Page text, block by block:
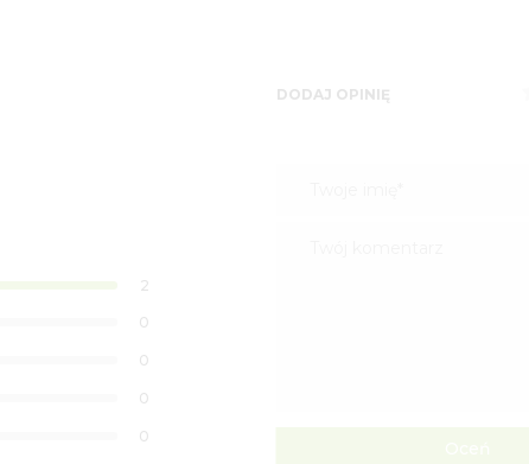
2
0
0
0
0
DODAJ OPINIĘ